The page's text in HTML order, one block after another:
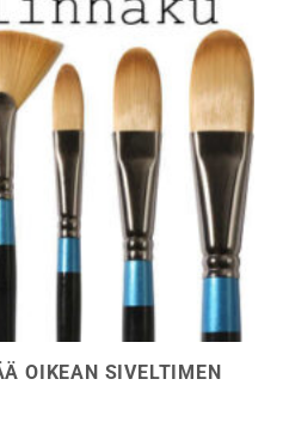
OIKEAN SIVELTIMEN